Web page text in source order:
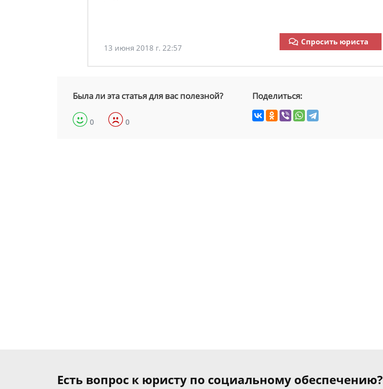
13 июня 2018 г. 22:57
Спросить юриста
Была ли эта статья для вас полезной?
0 0
Поделиться:
Есть вопрос к юристу по социальному обеспечению?